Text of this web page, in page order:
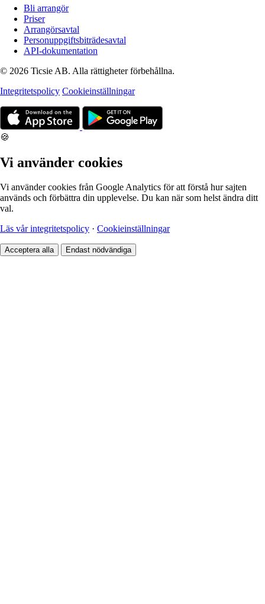
Bli arrangör
Priser
Arrangörsavtal
Personuppgiftsbiträdesavtal
API-dokumentation
© 2026 Ticsie AB. Alla rättigheter förbehållna.
Integritetspolicy Cookieinställningar
🍪
Vi använder cookies
Vi använder cookies från Google Analytics för att förstå hur sajten
används och förbättra din upplevelse. Du kan när som helst ändra ditt
val.
Läs vår integritetspolicy · Cookieinställningar
Acceptera alla Endast nödvändiga